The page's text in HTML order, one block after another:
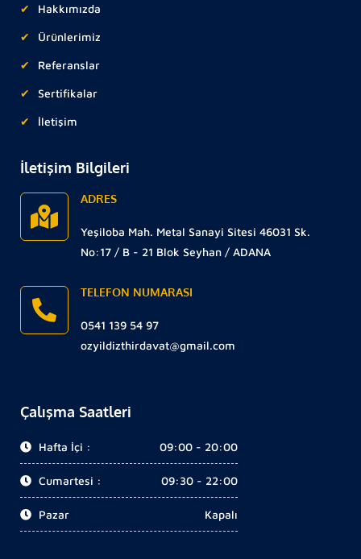
Hakkımızda
Ürünlerimiz
Referanslar
Sertifikalar
İletişim
İletişim Bilgileri
ADRES
Yeşiloba Mah. Metal Sanayi Sitesi 46031 Sk.
No:17 / B - 21 Blok Seyhan / ADANA
TELEFON NUMARASI
0541 139 54 97
ozyildizthirdavat@gmail.com
Çalışma Saatleri
Hafta İçi : 09:00 - 20:00
Cumartesi : 09:30 - 22:00
Pazar Kapalı